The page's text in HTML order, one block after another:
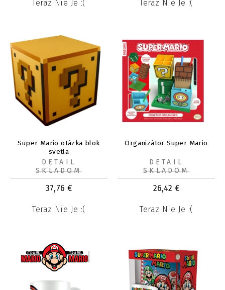
Teraz Nie Je :( Teraz Nie Je :(
Super Mario otázka blok
svetla
37,76 €
Teraz Nie Je :(
DETAIL
SKLADOM
Organizátor Super Mario
26,42 €
Teraz Nie Je :(
DETAIL
SKLADOM